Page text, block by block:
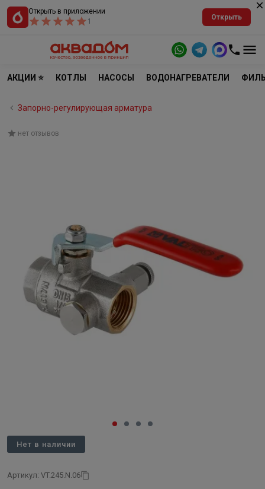
Открыть в приложении
1
Открыть
АКЦИИ ⭐ КОТЛЫ НАСОСЫ ВОДОНАГРЕВАТЕЛИ
Запорно-регулирующая арматура
нет отзывов
Нет в наличии
Артикул: VT.245.N.06